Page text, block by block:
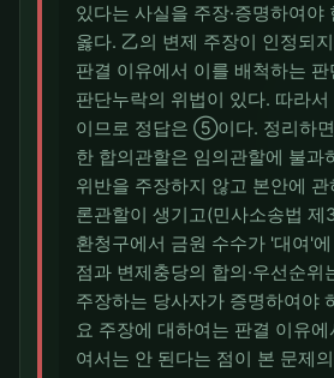
있다는 사실을 주장·증명하여야
옳다. 乙의 변제 주장이 인정되
판결 이유에서 이를 배척하는
판단누락의 위법이 있다. 따라
이므로 정답은 ⑤이다. 정리하
한 합의관할은 임의관할에 불과
위반을 주장하지 않고 본안에
론관할이 생기고(민사소송법 제
환청구에서 금원 수수가 '대여'
점과 변제충당의 합의·우선순위
주장하는 당사자가 증명하여야
요 주장에 대하여는 판결 이유
여서는 안 된다는 점이 본 문제